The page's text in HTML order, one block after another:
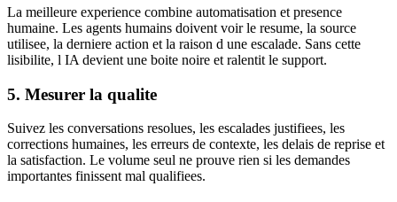
La meilleure experience combine automatisation et presence
humaine. Les agents humains doivent voir le resume, la source
utilisee, la derniere action et la raison d une escalade. Sans cette
lisibilite, l IA devient une boite noire et ralentit le support.
5. Mesurer la qualite
Suivez les conversations resolues, les escalades justifiees, les
corrections humaines, les erreurs de contexte, les delais de reprise et
la satisfaction. Le volume seul ne prouve rien si les demandes
importantes finissent mal qualifiees.